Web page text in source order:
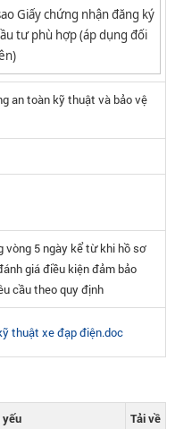
Giấy chứng nhận đăng ký
tư phù hợp (áp dụng đối
an toàn kỹ thuật và bảo vệ
vòng 5 ngày kể từ khi hồ sơ
giá điều kiện đảm bảo
cầu theo quy định
thuật xe đạp điện.doc
Tải về